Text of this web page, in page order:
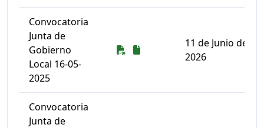
Convocatoria
Junta de
Gobierno
Local 16-05-
2025
Descarga
Descarga
11 de Junio de
2026
Convocatoria
Junta de